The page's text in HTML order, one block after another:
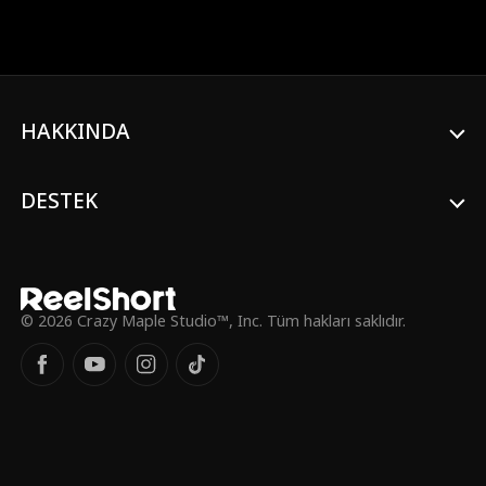
HAKKINDA
DESTEK
© 2026 Crazy Maple Studio™, Inc. Tüm hakları saklıdır.